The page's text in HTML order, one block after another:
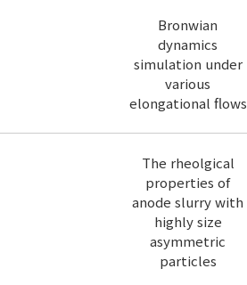
Bronwian
dynamics
simulation under
various
elongational flows
The rheolgical
properties of
anode slurry with
highly size
asymmetric
particles